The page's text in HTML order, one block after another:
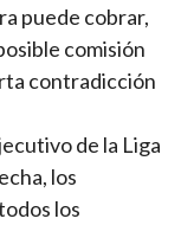
puede cobrar,
comisión
contradicción
de la Liga
los
los